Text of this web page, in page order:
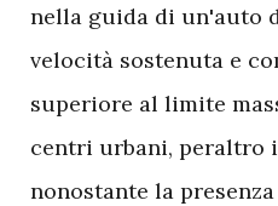
nella guida di un'auto
velocità sostenuta e
superiore al limite
centri urbani, peraltro
nonostante la